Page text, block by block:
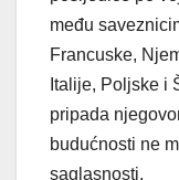
među
Francuske,
Italije, Poljske i
pripada
budućnosti ne
saglasnosti.